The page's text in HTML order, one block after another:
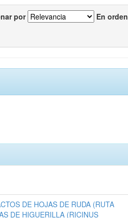
por En orden
DE HOJAS DE RUDA (RUTA
DE HIGUERILLA (RICINUS